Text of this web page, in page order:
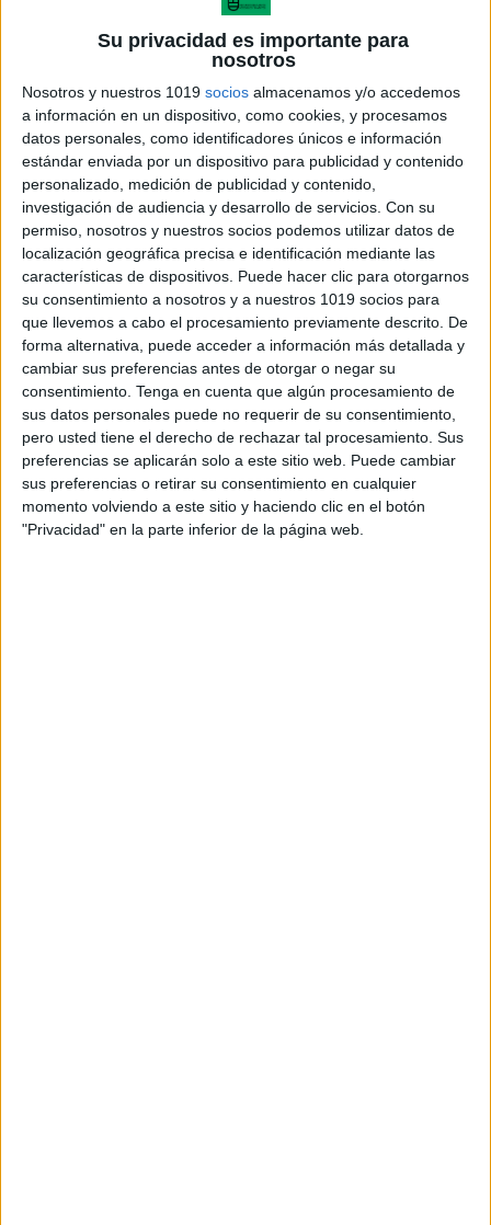
Su privacidad es importante para
nosotros
Nosotros y nuestros 1019 socios almacenamos y/o accedemos
a información en un dispositivo, como cookies, y procesamos
datos personales, como identificadores únicos e información
estándar enviada por un dispositivo para publicidad y contenido
personalizado, medición de publicidad y contenido,
investigación de audiencia y desarrollo de servicios. Con su
permiso, nosotros y nuestros socios podemos utilizar datos de
localización geográfica precisa e identificación mediante las
características de dispositivos. Puede hacer clic para otorgarnos
su consentimiento a nosotros y a nuestros 1019 socios para
que llevemos a cabo el procesamiento previamente descrito. De
forma alternativa, puede acceder a información más detallada y
cambiar sus preferencias antes de otorgar o negar su
consentimiento. Tenga en cuenta que algún procesamiento de
sus datos personales puede no requerir de su consentimiento,
pero usted tiene el derecho de rechazar tal procesamiento. Sus
preferencias se aplicarán solo a este sitio web. Puede cambiar
sus preferencias o retirar su consentimiento en cualquier
momento volviendo a este sitio y haciendo clic en el botón
"Privacidad" en la parte inferior de la página web.
EJERCICIOS PARA TRABAJAR LA
CONCIENCIA SILÁBICA, colorea
palmadas por sílabas
Publicado el 8 julio, 2023
EJERCICIOS PARA TRABAJAR LA CONCIENCIA
SILABICA Trabajar la conciencia silábica con fichas
divertidas y entretenidas, como colorear manos dando
palmadas según las sílabas de una palabra, es